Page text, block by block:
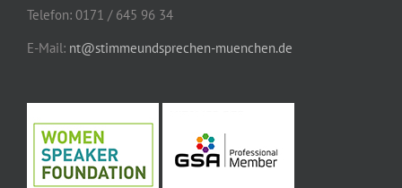
Telefon: 0171 / 645 96 34
E-Mail: nt@stimmeundsprechen-muenchen.de